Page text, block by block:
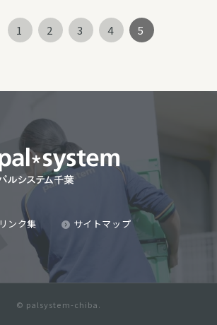
1 2 3 4 5
リンク集 サイトマップ
© palsystem-chiba.